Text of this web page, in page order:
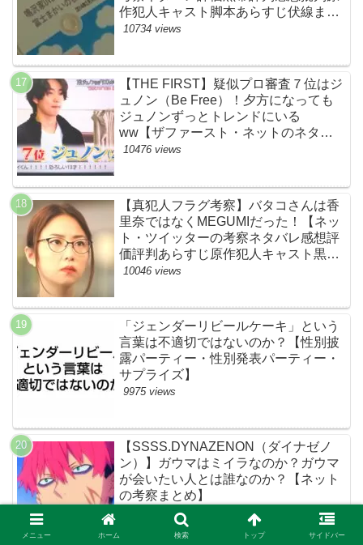
作犯人キャスト脚本あらすじ伏線まと
め】
10734 views
【THE FIRST】疑似プロ審査７位はジ
ュノン（Be Free）！夕方になっても
ジュノンずっとトレンドにいる
ww【ザファースト・ネットのネタバ
レ感想考察まとめ・スッキリ・
10476 views
【真犯人フラグ考察】バタコさんは香
里奈ではなくMEGUMIだった！【ネッ
ト・ツイッターの考察ネタバレ感想評
価評判あらすじ原作犯人キャスト黒幕
伏線まとめ】
10046 views
「ジェンダーリビールケーキ」という
言葉は不適切ではないのか？【性別披
露パーティー・性別発表パーティー・
サプライズ】
9975 views
【SSSS.DYNAZENON（ダイナゼノ
ン）】ガウマはミイラなのか？ガウマ
が会いたい人とは誰なのか？【ネット
の考察まとめ】
9939 views
メニュー ホーム 検索 トップ サイドバー